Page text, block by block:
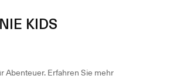
KIDS
Abenteuer.Erfahren Sie mehr